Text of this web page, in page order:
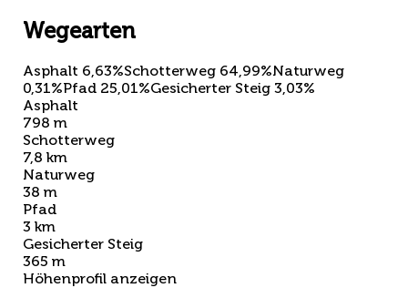
Wegearten
Asphalt 6,63%Schotterweg 64,99%Naturweg
0,31%Pfad 25,01%Gesicherter Steig 3,03%
Asphalt
798 m
Schotterweg
7,8 km
Naturweg
38 m
Pfad
3 km
Gesicherter Steig
365 m
Höhenprofil anzeigen